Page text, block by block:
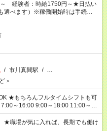
～ 経験者：時給1750円～★日払い
選べます）※稼働開始時は手続き完
/ 市川真間駅 / …
＞
も可
～16:00 9:00～18:00 11:00～
きません ※法令に基づき、週20時
入対象となります ※労働者派遣法
★職場が気に入れば、長期でも働け